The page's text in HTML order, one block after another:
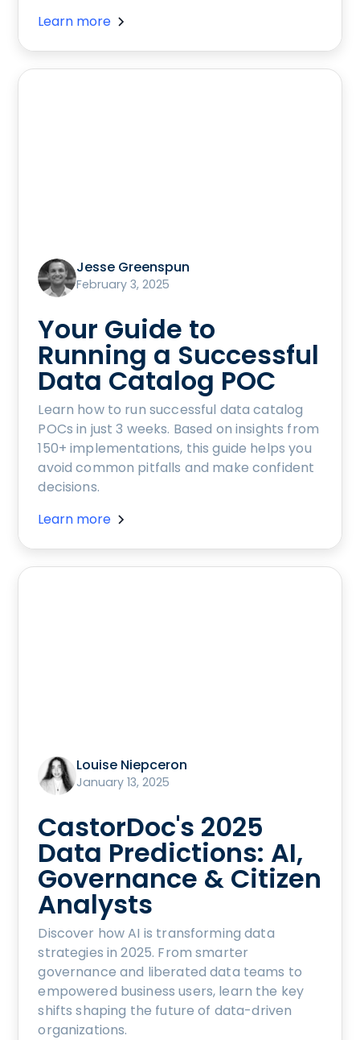
Learn more
Jesse Greenspun
February 3, 2025
Your Guide to
Running a Successful
Data Catalog POC
Learn how to run successful data catalog
POCs in just 3 weeks. Based on insights from
150+ implementations, this guide helps you
avoid common pitfalls and make confident
decisions.
Learn more
Louise Niepceron
January 13, 2025
CastorDoc's 2025
Data Predictions: AI,
Governance & Citizen
Analysts
Discover how AI is transforming data
strategies in 2025. From smarter
governance and liberated data teams to
empowered business users, learn the key
shifts shaping the future of data-driven
organizations.